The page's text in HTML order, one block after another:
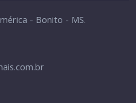
- Bonito - MS.